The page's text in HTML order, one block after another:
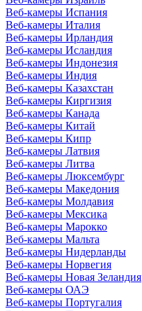
Веб-камеры Испания
Веб-камеры Италия
Веб-камеры Ирландия
Веб-камеры Исландия
Веб-камеры Индонезия
Веб-камеры Индия
Веб-камеры Казахстан
Веб-камеры Киргизия
Веб-камеры Канада
Веб-камеры Китай
Веб-камеры Кипр
Веб-камеры Латвия
Веб-камеры Литва
Веб-камеры Люксембург
Веб-камеры Македония
Веб-камеры Молдавия
Веб-камеры Мексика
Веб-камеры Марокко
Веб-камеры Мальта
Веб-камеры Нидерланды
Веб-камеры Норвегия
Веб-камеры Новая Зеландия
Веб-камеры ОАЭ
Веб-камеры Португалия